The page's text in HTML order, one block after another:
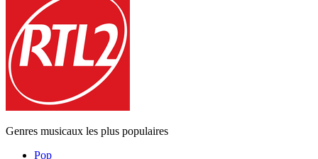
Genres musicaux les plus populaires
Pop